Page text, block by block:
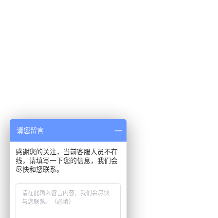
请您留言
感谢您的关注，当前客服人员不在
线，请填写一下您的信息，我们会
尽快和您联系。